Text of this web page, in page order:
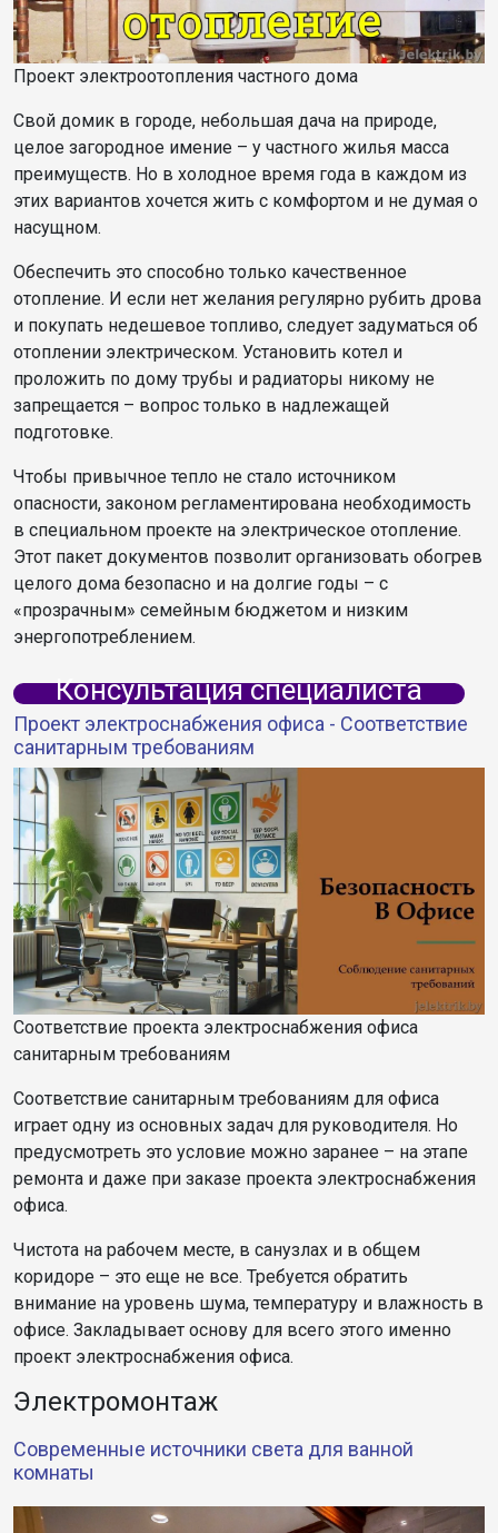
Проект электроотопления частного дома
Свой домик в городе, небольшая дача на природе,
целое загородное имение – у частного жилья масса
преимуществ. Но в холодное время года в каждом из
этих вариантов хочется жить с комфортом и не думая о
насущном.
Обеспечить это способно только качественное
отопление. И если нет желания регулярно рубить дрова
и покупать недешевое топливо, следует задуматься об
отоплении электрическом. Установить котел и
проложить по дому трубы и радиаторы никому не
запрещается – вопрос только в надлежащей
подготовке.
Чтобы привычное тепло не стало источником
опасности, законом регламентирована необходимость
в специальном проекте на электрическое отопление.
Этот пакет документов позволит организовать обогрев
целого дома безопасно и на долгие годы – с
«прозрачным» семейным бюджетом и низким
энергопотреблением.
Консультация специалиста
Проект электроснабжения офиса - Соответствие
санитарным требованиям
Соответствие проекта электроснабжения офиса
санитарным требованиям
Соответствие санитарным требованиям для офиса
играет одну из основных задач для руководителя. Но
предусмотреть это условие можно заранее – на этапе
ремонта и даже при заказе проекта электроснабжения
офиса.
Чистота на рабочем месте, в санузлах и в общем
коридоре – это еще не все. Требуется обратить
внимание на уровень шума, температуру и влажность в
офисе. Закладывает основу для всего этого именно
проект электроснабжения офиса.
Электромонтаж
Современные источники света для ванной
комнаты